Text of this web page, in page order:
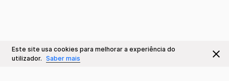
Este site usa cookies para melhorar a experiência do
utilizador. Saber mais